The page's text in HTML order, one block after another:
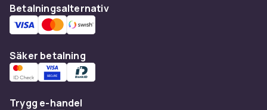
Betalningsalternativ
Säker betalning
Trygg e-handel